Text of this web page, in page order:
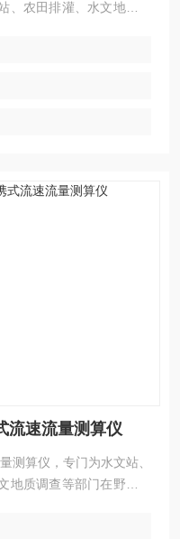
、农田排灌、水文地质调
流速流量测算仪
测算仪，专门为水文站、
地质调查等部门在野外进